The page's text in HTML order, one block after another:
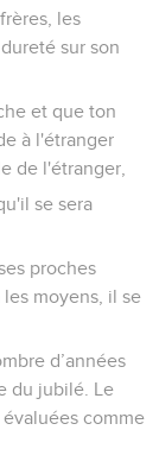
les
sur son
et que ton
à l'étranger
de l'étranger,
se sera
proches
moyens, il se
d’années
du jubilé. Le
comme